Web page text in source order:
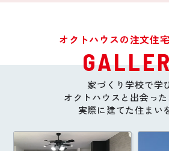
オクトハウスの注文住
家づくり学校で学
オクトハウスと出会っ
実際に建てた住まい